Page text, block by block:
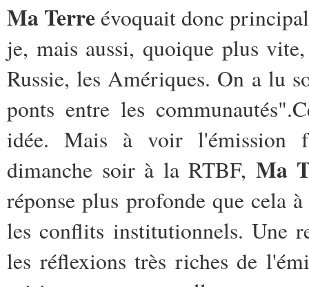
Ma Terreévoquait donc
je, mais aussi, quoique plus
Russie, les Amériques. On a lu
ponts entre les
idée. Mais à voir l'émission
dimanche soir à la RTBF, Ma
réponse plus profonde que cela
les conflits institutionnels. Une
les réflexions très riches de